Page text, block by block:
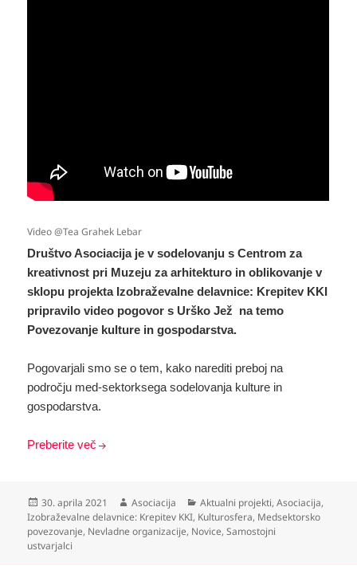
Video @Tea Grahek Lebar
Društvo Asociacija je v sodelovanju s Centrom za
kreativnost pri Muzeju za arhitekturo in oblikovanje v
sklopu projekta Izobraževalne delavnice: Krepitev KKI
pripravilo video pogovor s Urško Jež na temo
Povezovanje kulture in gospodarstva.
Pogovarjali smo se o tem, kako narediti preboj na
področju med-sektorksega sodelovanja kulture in
gospodarstva.
Preberite več
Objavljeno
dne
30. aprila 2021 Avtor
Asociacija Kategorije
Aktualni projekti,Asociacija,
Izobraževalne delavnice: Krepitev KKI, Kulturosfera, Medsektorsko
povezovanje, Nevladne organizacije, Novice,Samostojni
ustvarjalci